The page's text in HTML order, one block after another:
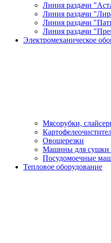
Линия раздачи
Линия раздачи
Линия раздачи
Линия раздачи
Электромеханическое
Мясорубки,
Овощерезки
Машины для сушки
Посудомоечные
Тепловое оборудование